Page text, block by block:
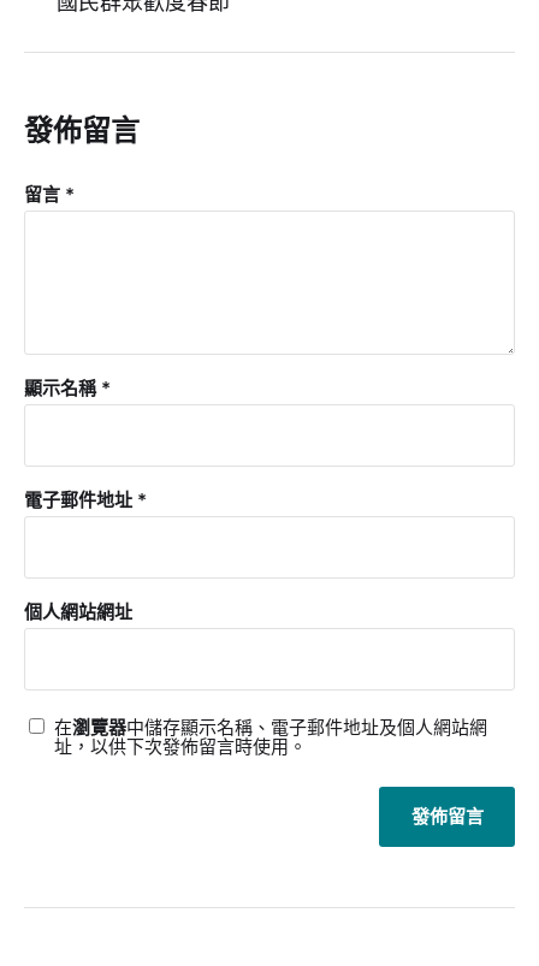
發佈留言
留言 *
顯示名稱 *
電子郵件地址 *
個人網站網址
在瀏覽器中儲存顯示名稱、電子郵件地址及個人網站網
址，以供下次發佈留言時使用。